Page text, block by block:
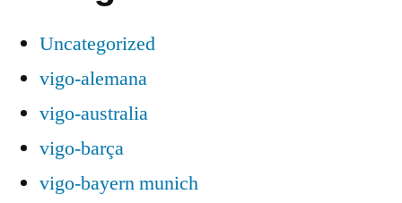
Uncategorized
vigo-alemana
vigo-australia
vigo-barça
vigo-bayern munich